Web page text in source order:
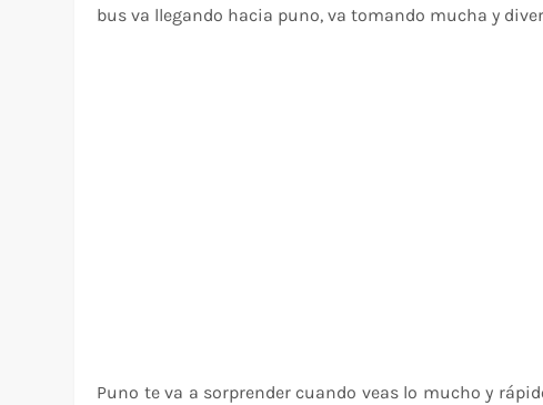
bus va llegando hacia puno, va tomando mucha y
Puno te va a sorprender cuando veas lo mucho y